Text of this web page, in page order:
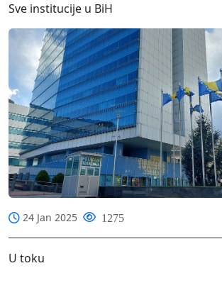
Sve institucije u BiH
24 Jan 2025 1275
U toku